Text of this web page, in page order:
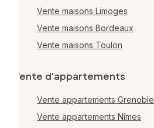
Vente maisons Limoges
Vente maisons Bordeaux
Vente maisons Toulon
Vente d'appartements
Vente appartements Grenoble
Vente appartements Nîmes